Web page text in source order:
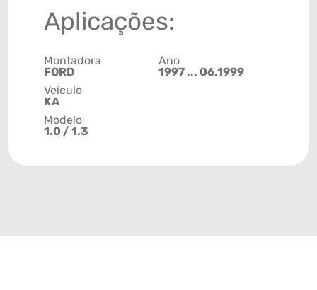
Aplicações:
Montadora
FORD
Veículo
KA
Modelo
1.0 / 1.3
Ano
1997 ... 06.1999